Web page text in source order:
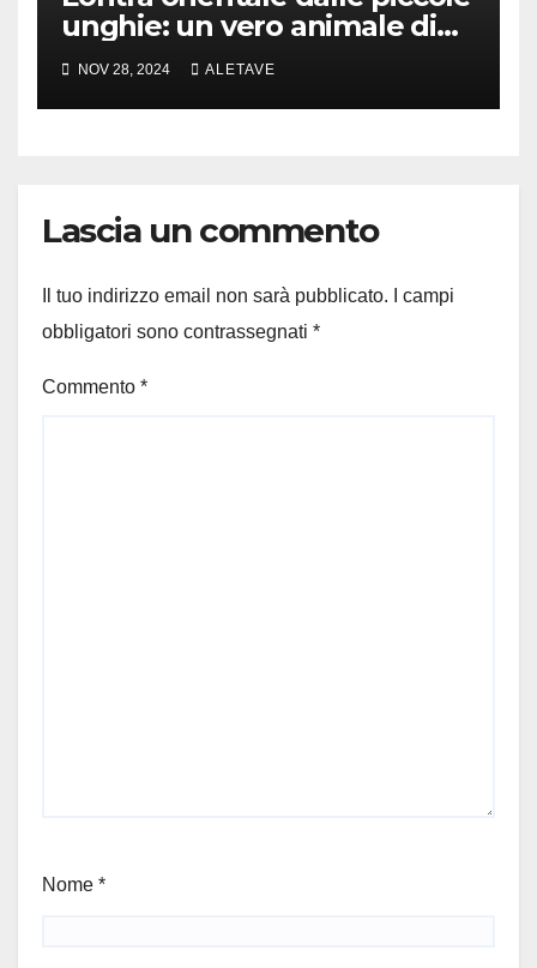
unghie: un vero animale di
cui parlare
NOV 28, 2024 ALETAVE
Lascia un commento
Il tuo indirizzo email non sarà pubblicato.
I campi
obbligatori sono contrassegnati *
Commento *
Nome *